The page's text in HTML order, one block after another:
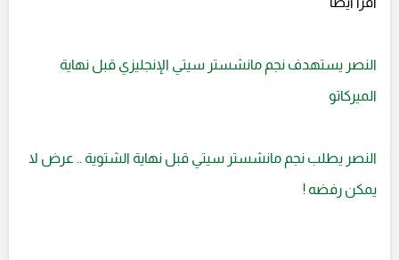
النصر يستهدف نجم مانشستر سيتي الإنجليزي قبل نهاية
الميركاتو
النصر يطلب نجم مانشستر سيتي قبل نهاية الشتوية .. عرض لا
يمكن رفضه !